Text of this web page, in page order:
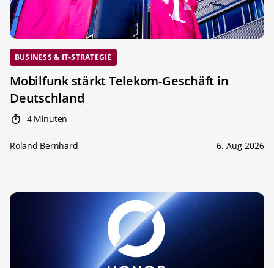
BUSINESS & IT-STRATEGIE
Mobilfunk stärkt Telekom-Geschäft in
Deutschland
4 Minuten
Roland Bernhard 6. Aug 2026